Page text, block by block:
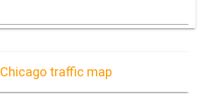
Chicago traffic map